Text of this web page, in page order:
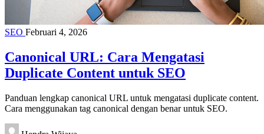
SEO Februari 4, 2026
Canonical URL: Cara Mengatasi
Duplicate Content untuk SEO
Panduan lengkap canonical URL untuk mengatasi duplicate content.
Cara menggunakan tag canonical dengan benar untuk SEO.